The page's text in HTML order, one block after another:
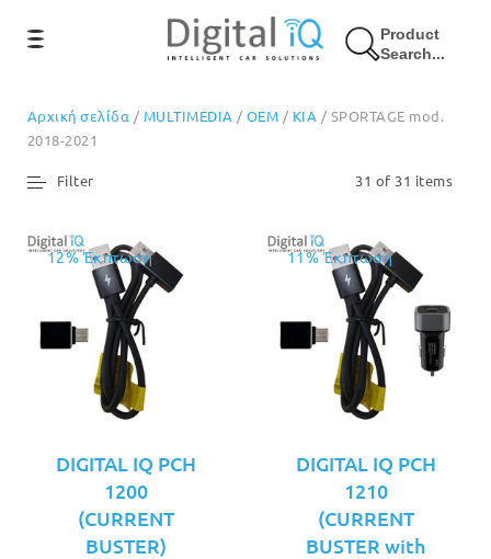
Product
Search...
Αρχική σελίδα / MULTIMEDIA / OEM / KIA / SPORTAGE mod.
2018-2021
31 of 31 items
Filter
12% Έκπτωση
DIGITAL IQ PCH
1200
(CURRENT
BUSTER)
11% Έκπτωση
DIGITAL IQ PCH
1210
(CURRENT
BUSTER with